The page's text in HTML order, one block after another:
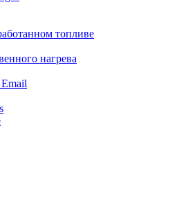
топливе
нагрева